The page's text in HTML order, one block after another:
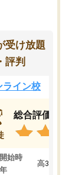
受け放題
評判
ライン校
総合評価
始時
高3